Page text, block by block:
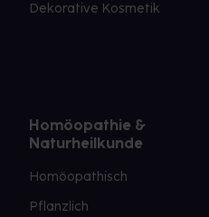
Dekorative Kosmetik
Homöopathie &
Naturheilkunde
Homöopathisch
Pflanzlich